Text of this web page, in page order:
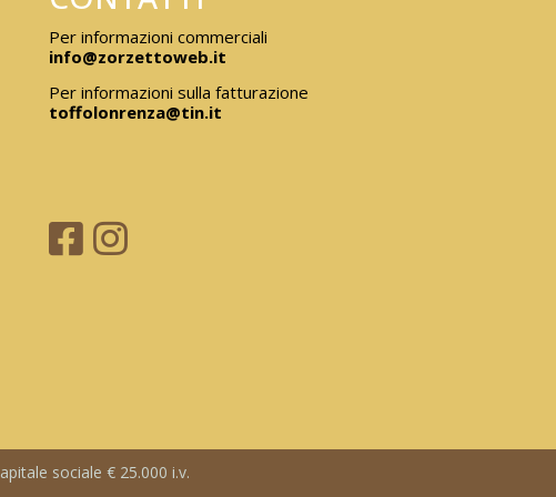
Per informazioni commerciali
info@zorzettoweb.it
Per informazioni sulla fatturazione
toffolonrenza@tin.it
sociale € 25.000 i.v.